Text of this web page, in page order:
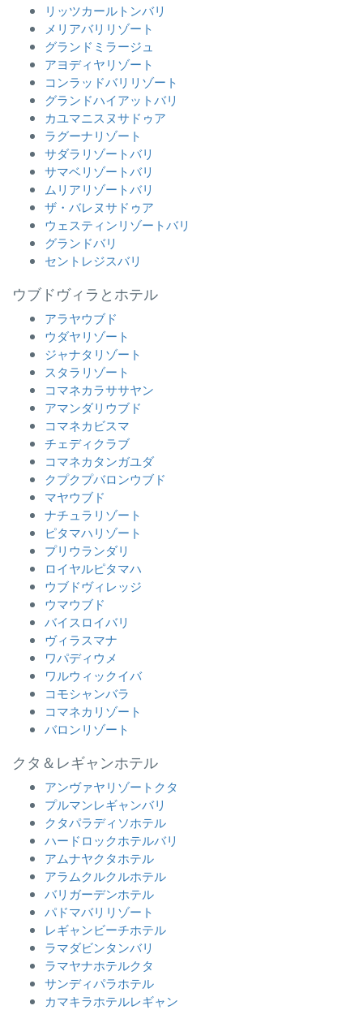
リッツカールトンバリ
メリアバリリゾート
グランドミラージュ
アヨディヤリゾート
コンラッドバリリゾート
グランドハイアットバリ
カユマニスヌサドゥア
ラグーナリゾート
サダラリゾートバリ
サマベリゾートバリ
ムリアリゾートバリ
ザ・バレヌサドゥア
ウェスティンリゾートバリ
グランドバリ
セントレジスバリ
ウブドヴィラとホテル
アラヤウブド
ウダヤリゾート
ジャナタリゾート
スタラリゾート
コマネカラササヤン
アマンダリウブド
コマネカビスマ
チェディクラブ
コマネカタンガユダ
クプクプバロンウブド
マヤウブド
ナチュラリゾート
ピタマハリゾート
プリウランダリ
ロイヤルピタマハ
ウブドヴィレッジ
ウマウブド
バイスロイバリ
ヴィラスマナ
ワパディウメ
ワルウィックイバ
コモシャンバラ
コマネカリゾート
バロンリゾート
クタ＆レギャンホテル
アンヴァヤリゾートクタ
プルマンレギャンバリ
クタパラディソホテル
ハードロックホテルバリ
アムナヤクタホテル
アラムクルクルホテル
バリガーデンホテル
パドマバリリゾート
レギャンビーチホテル
ラマダビンタンバリ
ラマヤナホテルクタ
サンディパラホテル
カマキラホテルレギャン